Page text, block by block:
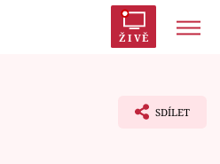
ŽIVĚ
SDÍLET